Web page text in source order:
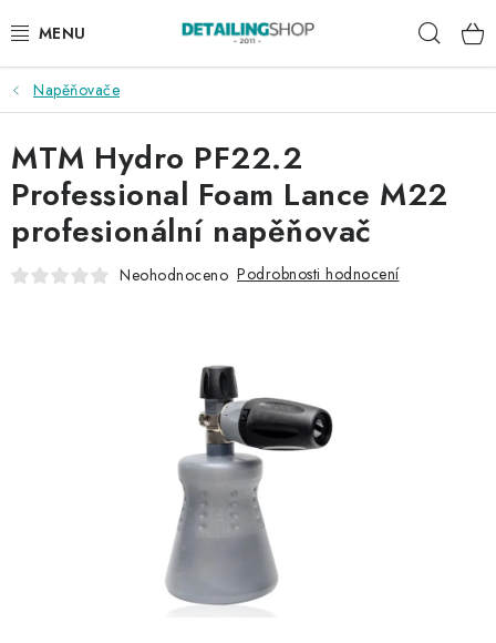
na
AKCE
NOVINKY
EXTERIÉR
INTERIÉR
DÁRKOVÉ SADY A POUKAZY
Napěňovače
MTM Hydro PF22.2
Professional Foam Lance M22
profesionální napěňovač
Neohodnoceno Podrobnosti hodnocení